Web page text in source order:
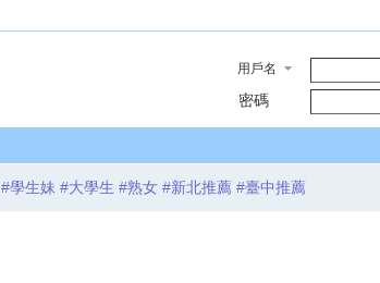
用戶名
密碼
#學生妹 #大學生 #熟女 #新北推薦 #臺中推薦